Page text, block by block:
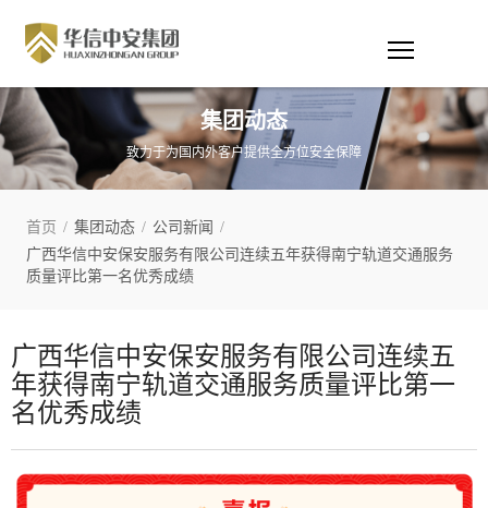
集团动态
致力于为国内外客户提供全方位安全保障
首页 / 集团动态 / 公司新闻 /
广西华信中安保安服务有限公司连续五年获得南宁轨道交通服务
质量评比第一名优秀成绩
广西华信中安保安服务有限公司连续五
年获得南宁轨道交通服务质量评比第一
名优秀成绩